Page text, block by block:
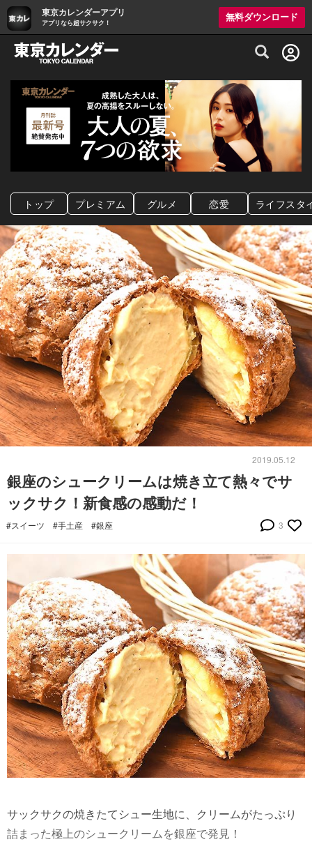
東京カレンダーアプリ
アプリなら超サクサク！
無料ダウンロード
グルメ情報・プレミアムレストラン予約
トップ プレミアム グルメ 恋愛 ライフスタ
2019.05.12
銀座のシュークリームは焼き立て熱々でサ
ックサク！新食感の感動だ！
#スイーツ #手土産 #銀座 3
サックサクの焼きたてシュー生地に、クリームがたっぷり
詰まった極上のシュークリームを銀座で発見！